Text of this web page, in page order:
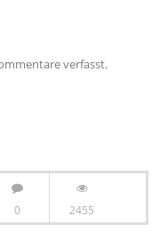
verfasst.
0 2455